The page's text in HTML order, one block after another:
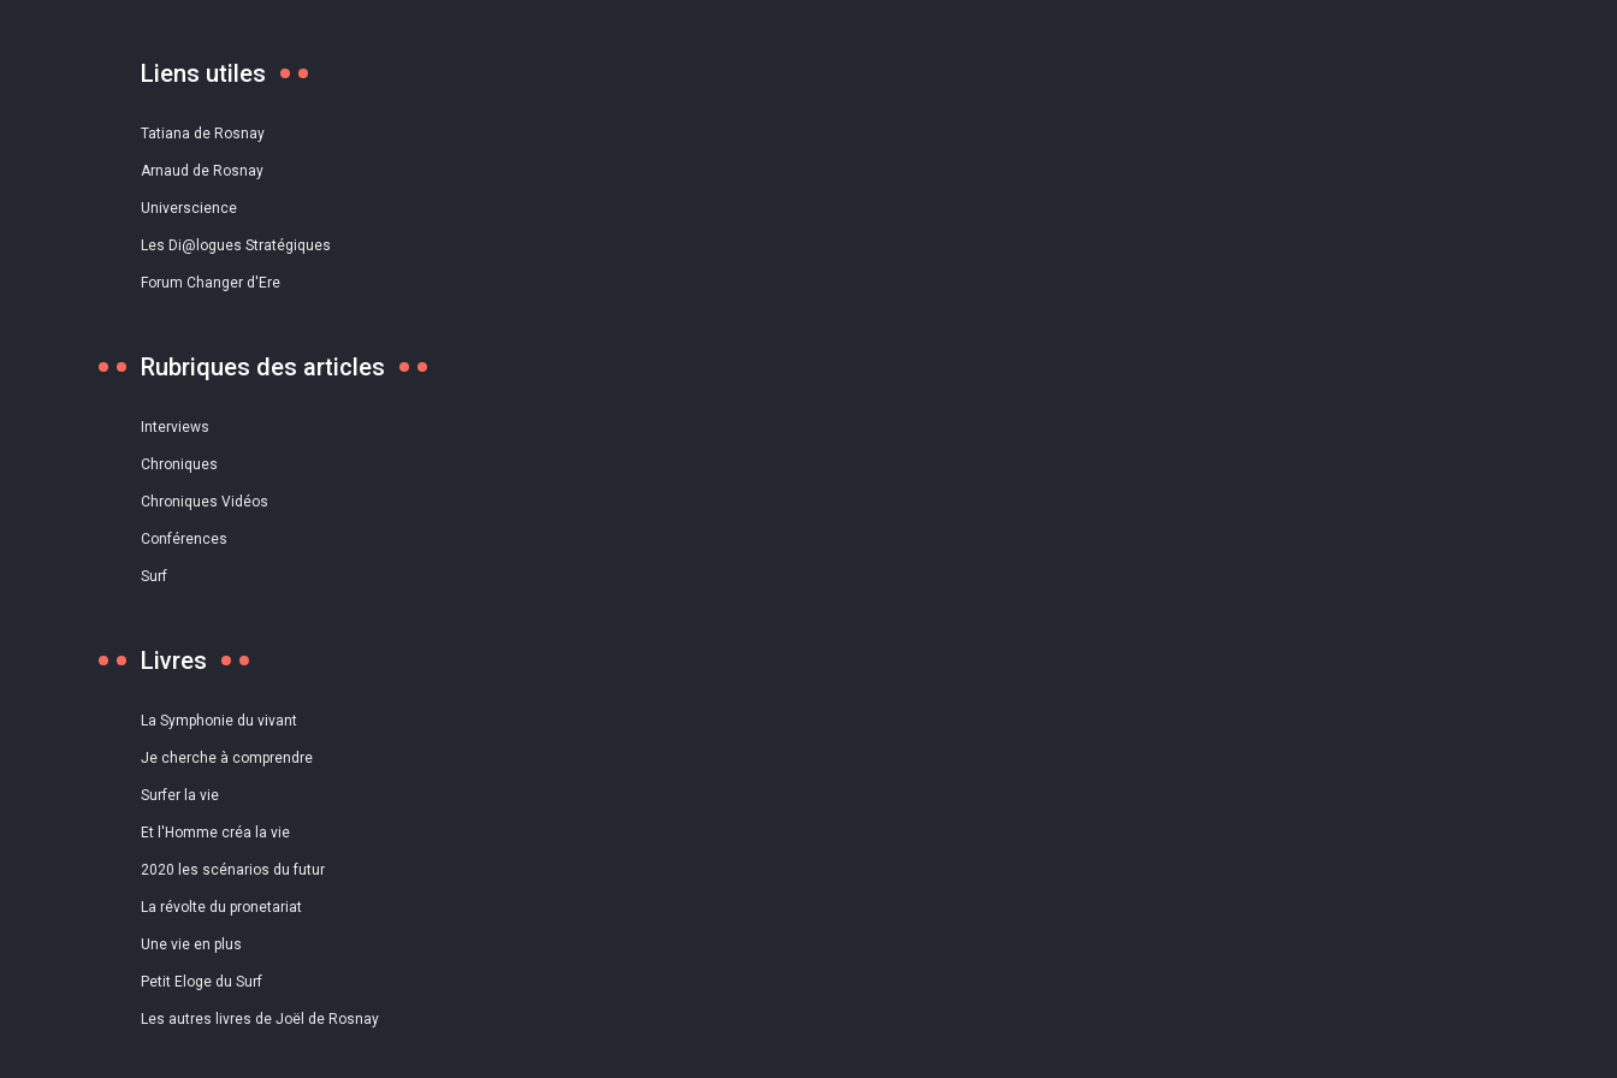
Liens utiles
Tatiana de Rosnay
Arnaud de Rosnay
Universcience
Les Di@logues Stratégiques
Forum Changer d'Ere
Rubriques des articles
Interviews
Chroniques
Chroniques Vidéos
Conférences
Surf
Livres
La Symphonie du vivant
Je cherche à comprendre
Surfer la vie
Et l'Homme créa la vie
2020 les scénarios du futur
La révolte du pronetariat
Une vie en plus
Petit Eloge du Surf
Les autres livres de Joël de Rosnay